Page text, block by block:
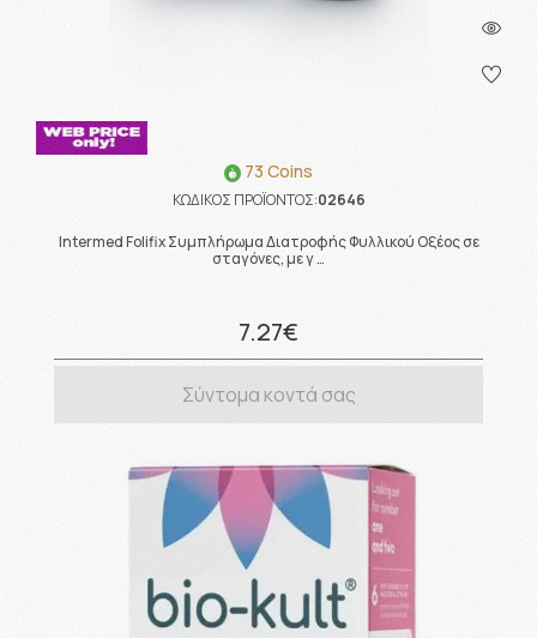
73 Coins
ΚΩΔΙΚΟΣ ΠΡΟΪΟΝΤΟΣ:02646
Intermed Folifix Συμπλήρωμα Διατροφής Φυλλικού Οξέος σε
σταγόνες, με γ …
7.27€
Σύντομα κοντά σας